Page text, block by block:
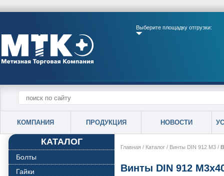
Выберите площадку отгрузки:
КОМПАНИЯ ПРОДУКЦИЯ НОВОСТИ
КАТАЛОГ
Болты
Гайки
Главная / Каталог / Винты DIN 912 М3 /
Винты DIN 912